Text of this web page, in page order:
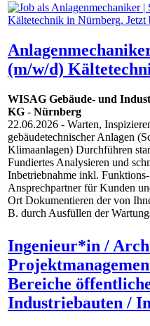
(m/w/d)
WISAG Gebäude- und
KG - Nürnberg
22.06.2026 - Warten,
gebäudetechnischer Anlagen
Klimaanlagen) Durchführen
Fundiertes Analysieren und
Inbetriebnahme inkl.
Ansprechpartner für Kunden
Ort Dokumentieren der von
B. durch Ausfüllen der
Ingenieur*in /
Bereiche
Industriebauten /